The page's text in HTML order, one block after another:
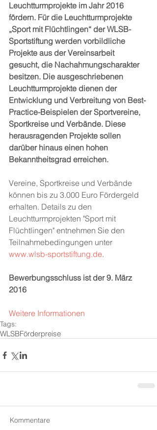
Leuchtturmprojekte im Jahr 2016
fördern. Für die Leuchtturmprojekte
„Sport mit Flüchtlingen“ der WLSB-
Sportstiftung werden vorbildliche
Projekte aus der Vereinsarbeit
gesucht, die Nachahmungscharakter
besitzen. Die ausgeschriebenen
Leuchtturmprojekte dienen der
Entwicklung und Verbreitung von Best-
Practice-Beispielen der Sportvereine,
Sportkreise und Verbände. Diese
herausragenden Projekte sollen
darüber hinaus einen hohen
Bekanntheitsgrad erreichen.
Vereine, Sportkreise und Verbände
können bis zu 3.000 Euro Fördergeld
erhalten. Details zu den
Leuchtturmprojekten "Sport mit
Flüchtlingen" entnehmen Sie den
Teilnahmebedingungen unter
www.wlsb-sportstiftung.de.
Bewerbungsschluss ist der 9. März
2016
Weitere Informationen
Tags:
WLSBFörderpreise
Kommentare